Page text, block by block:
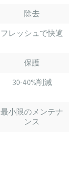
除去
フレッシュで快適
保護
30-40%削減
最小限のメンテナ
ンス